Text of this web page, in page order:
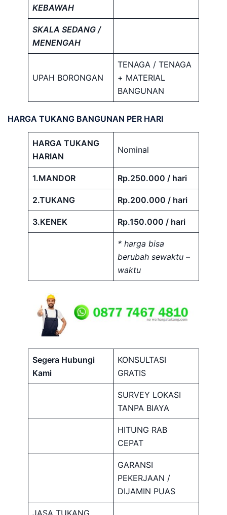
KEBAWAH
SKALA SEDANG /
MENENGAH
UPAH BORONGAN
TENAGA / TENAGA
+ MATERIAL
BANGUNAN
HARGA TUKANG BANGUNAN PER HARI
HARGA TUKANG
HARIAN
Nominal
1.MANDOR Rp.250.000 / hari
2.TUKANG Rp.200.000 / hari
3.KENEK Rp.150.000 / hari
* harga bisa
berubah sewaktu –
waktu
Segera Hubungi
Kami
KONSULTASI
GRATIS
SURVEY LOKASI
TANPA BIAYA
HITUNG RAB
CEPAT
GARANSI
PEKERJAAN /
DIJAMIN PUAS
JASA TUKANG